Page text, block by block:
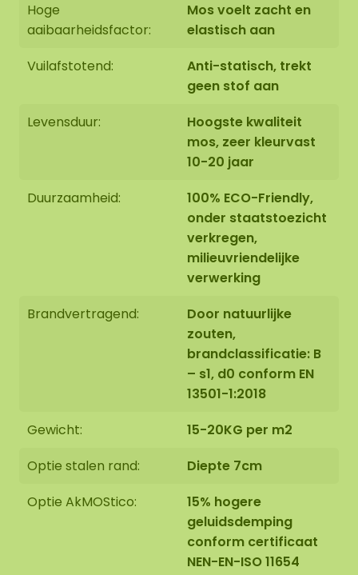
Hoge
aaibaarheidsfactor:
Mos voelt zacht en
elastisch aan
Vuilafstotend:
Anti-statisch, trekt
geen stof aan
Levensduur:
Hoogste kwaliteit
mos, zeer kleurvast
10-20 jaar
Duurzaamheid:
100% ECO-Friendly,
onder staatstoezicht
verkregen,
milieuvriendelijke
verwerking
Brandvertragend:
Door natuurlijke
zouten,
brandclassificatie: B
– s1, d0 conform EN
13501-1:2018
Gewicht:
15-20KG per m2
Optie stalen rand:
Diepte 7cm
Optie AkMOStico:
15% hogere
geluidsdemping
conform certificaat
NEN-EN-ISO 11654